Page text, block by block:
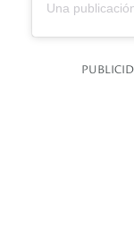
Una